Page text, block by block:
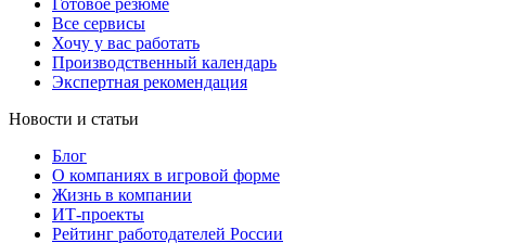
Готовое резюме
Все сервисы
Хочу у вас работать
Производственный календарь
Экспертная рекомендация
Новости и статьи
Блог
О компаниях в игровой форме
Жизнь в компании
ИТ-проекты
Рейтинг работодателей России